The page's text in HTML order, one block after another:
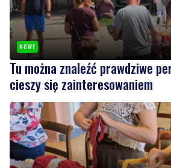
NOWE
Tu można znaleźć prawdziwe
cieszy się zainteresowaniem